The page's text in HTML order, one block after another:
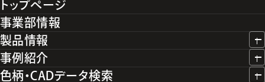
トップページ
事業部情報
製品情報
事例紹介
色柄・CADデータ検索